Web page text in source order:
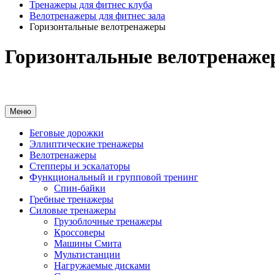
Тренажеры для фитнес клуба
Велотренажеры для фитнес зала
Горизонтальные велотренажеры
Горизонтальные
Меню
Беговые дорожки
Эллиптические тренажеры
Велотренажеры
Степперы и эскалаторы
Функциональный и групповой тренинг
Спин-байки
Гребные тренажеры
Силовые тренажеры
Грузоблочные тренажеры
Кроссоверы
Машины Смита
Мультистанции
Нагружаемые дисками